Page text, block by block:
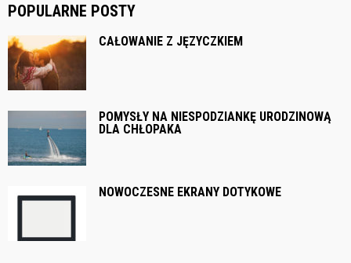
POPULARNE POSTY
CAŁOWANIE Z JĘZYCZKIEM
POMYSŁY NA NIESPODZIANKĘ URODZINOWĄ
DLA CHŁOPAKA
NOWOCZESNE EKRANY DOTYKOWE